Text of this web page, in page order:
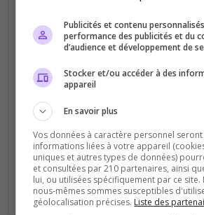
0
1
2
3
Sep Oct Nov Dec Jan Feb Mar Apr
Publicités et contenu
performance des publicités et du
d’audience et développement de
Stocker et/ou accéder à des
appareil
En savoir plus
Vos données à caractère personnel
informations liées à votre appareil
uniques et autres types de données)
et consultées par 210 partenaires, ainsi
lui, ou utilisées spécifiquement par ce
nous-mêmes sommes susceptibles
géolocalisation précises. Liste des